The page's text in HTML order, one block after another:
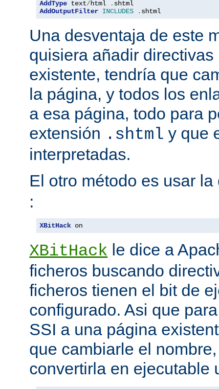
AddType text/html .
AddOutputFilter INCLUDES . shtml
Una desventaja de este
quisiera añadir
existente, tendría que
la página, y todos los
a esa página, todo para
extensión .shtml y que
interpretadas.
El otro método es usar
:
XBitHack on
XBitHack le dice a
ficheros buscando
ficheros tienen el bit de
configurado. Asi que
SSI a una página
que cambiarle el
convertirla en ejecutable